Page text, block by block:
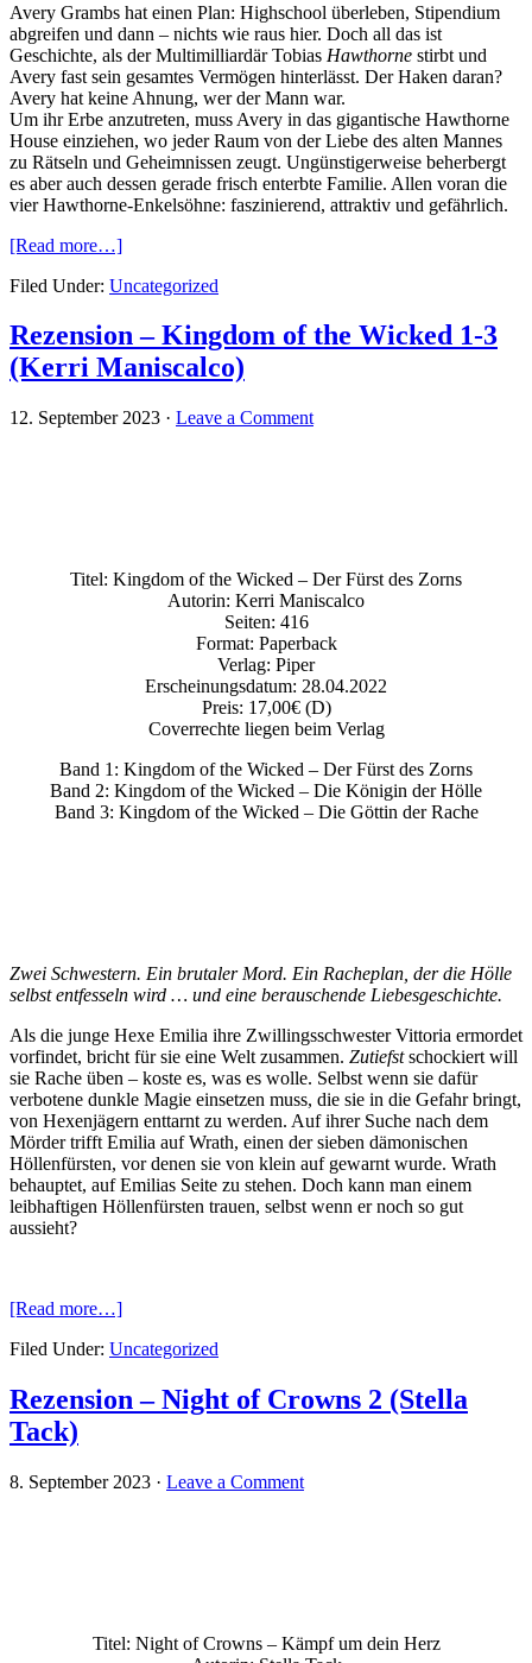
Avery Grambs hat einen Plan: Highschool überleben, Stipendium
abgreifen und dann – nichts wie raus hier. Doch all das ist
Geschichte, als der Multimilliardär Tobias Hawthorne stirbt und
Avery fast sein gesamtes Vermögen hinterlässt. Der Haken daran?
Avery hat keine Ahnung, wer der Mann war.
Um ihr Erbe anzutreten, muss Avery in das gigantische Hawthorne
House einziehen, wo jeder Raum von der Liebe des alten Mannes
zu Rätseln und Geheimnissen zeugt. Ungünstigerweise beherbergt
es aber auch dessen gerade frisch enterbte Familie. Allen voran die
vier Hawthorne-Enkelsöhne: faszinierend, attraktiv und gefährlich.
[Read more…]
Filed Under: Uncategorized
Rezension – Kingdom of the Wicked 1-3
(Kerri Maniscalco)
12. September 2023 · Leave a Comment
Titel: Kingdom of the Wicked – Der Fürst des Zorns
Autorin: Kerri Maniscalco
Seiten: 416
Format: Paperback
Verlag: Piper
Erscheinungsdatum: 28.04.2022
Preis: 17,00€ (D)
Coverrechte liegen beim Verlag
Band 1: Kingdom of the Wicked – Der Fürst des Zorns
Band 2: Kingdom of the Wicked – Die Königin der Hölle
Band 3: Kingdom of the Wicked – Die Göttin der Rache
Zwei Schwestern. Ein brutaler Mord. Ein Racheplan, der die Hölle
selbst entfesseln wird … und eine berauschende Liebesgeschichte.
Als die junge Hexe Emilia ihre Zwillingsschwester Vittoria ermordet
vorfindet, bricht für sie eine Welt zusammen. Zutiefstschockiert will
sie Rache üben – koste es, was es wolle. Selbst wenn sie dafür
verbotene dunkle Magie einsetzen muss, die sie in die Gefahr bringt,
von Hexenjägern enttarnt zu werden. Auf ihrer Suche nach dem
Mörder trifft Emilia auf Wrath, einen der sieben dämonischen
Höllenfürsten, vor denen sie von klein auf gewarnt wurde. Wrath
behauptet, auf Emilias Seite zu stehen. Doch kann man einem
leibhaftigen Höllenfürsten trauen, selbst wenn er noch so gut
aussieht?
[Read more…]
Filed Under: Uncategorized
Rezension – Night of Crowns 2 (Stella
Tack)
8. September 2023 · Leave a Comment
Titel: Night of Crowns – Kämpf um dein Herz